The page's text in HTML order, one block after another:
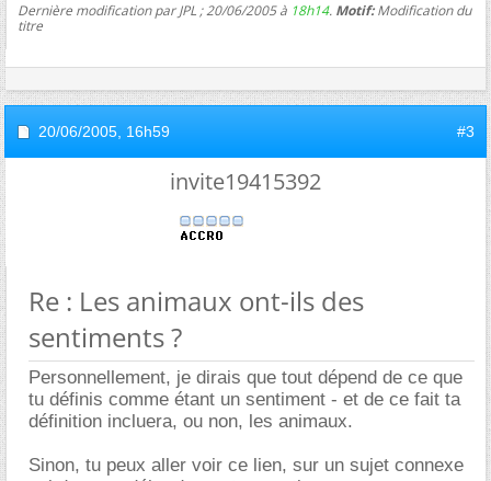
Dernière modification par JPL ; 20/06/2005 à 18h14. Motif:Modification du
titre
20/06/2005, 16h59 #3
invite19415392
Re : Les animaux ont-ils des
sentiments ?
Personnellement, je dirais que tout dépend de ce que
tu définis comme étant un sentiment - et de ce fait ta
définition incluera, ou non, les animaux.
Sinon, tu peux aller voir ce lien, sur un sujet connexe